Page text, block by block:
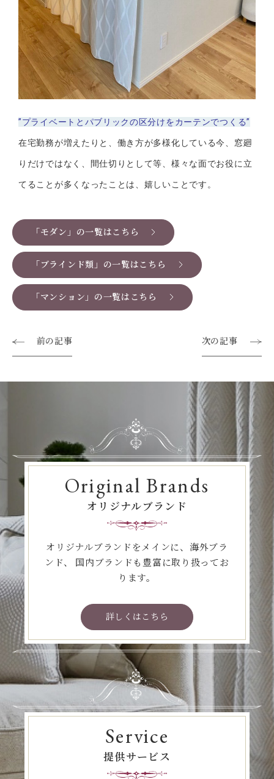
”プライベートとパブリックの区分けをカーテンでつくる”
在宅勤務が増えたりと、働き方が多様化している今、窓廻
りだけではなく、間仕切りとして等、様々な面でお役に立
てることが多くなったことは、嬉しいことです。
「モダン」の一覧はこちら
「ブラインド類」の一覧はこちら
「マンション」の一覧はこちら
前の記事 次の記事
Original Brands
オリジナルブランド
オリジナルブランドをメインに、海外ブラ
ンド、
国内ブランドも豊富に取り扱ってお
ります。
詳しくはこちら
Service
提供サービス